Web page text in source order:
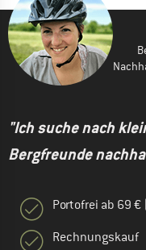
"Ich suche nach
Bergfreunde
Portofrei ab 69 €
Rechnungskauf